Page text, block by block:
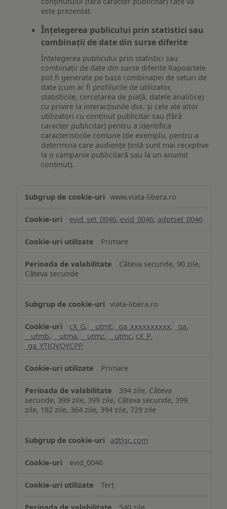
este prezentat.
Înțelegerea publicului prin statistici sau
combinații de date din surse diferite
Înțelegerea publicului prin statistici sau
combinații de date din surse diferite Rapoartele
pot fi generate pe baza combinației de seturi de
date (cum ar fi profilurile de utilizator,
statisticile, cercetarea de piață, datele analitice)
cu privire la interacțiunile dvs. și cele ale altor
utilizatori cu conținut publicitar sau (fără
caracter publicitar) pentru a identifica
caracteristicile comune (de exemplu, pentru a
determina care audiențe țintă sunt mai receptive
la o campanie publicitară sau la un anumit
conținut).
www.viata-libera.ro
evid_set_0046, evid_0046, adptset_0046
Primare
Câteva secunde, 90 zile,
Câteva secunde
viata-libera.ro
cX_G, __utmt, _ga_xxxxxxxxxx, _ga,
__utmb, __utma, __utmz, __utmc, cX_P,
_ga_YTJQVQYCPP
Primare
394 zile, Câteva
secunde, 399 zile, 399 zile, Câteva secunde, 399
zile, 182 zile, 364 zile, 394 zile, 729 zile
adtlgc.com
evid_0046
Terț